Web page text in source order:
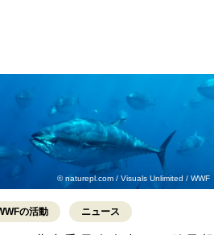
© naturepl.com / Visuals Unlimited / WWF
の活動 ニュース